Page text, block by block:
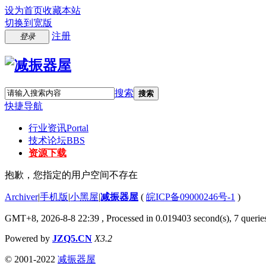
设为首页收藏本站
切换到宽版
登录 注册
搜索 搜索
快捷导航
行业资讯Portal
技术论坛BBS
资源下载
抱歉，您指定的用户空间不存在
Archiver|手机版|小黑屋|减振器屋 ( 皖ICP备09000246号-1 )
GMT+8, 2026-8-8 22:39 , Processed in 0.019403 second(s), 7
Powered by JZQ5.CN X3.2
© 2001-2022 减振器屋